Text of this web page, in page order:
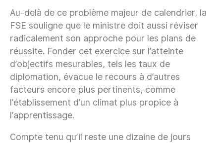
Au-delà de ce problème majeur de calendrier, la
FSE souligne que le ministre doit aussi réviser
radicalement son approche pour les plans de
réussite. Fonder cet exercice sur l’atteinte
d’objectifs mesurables, tels les taux de
diplomation, évacue le recours à d’autres
facteurs encore plus pertinents, comme
l’établissement d’un climat plus propice à
l’apprentissage.
Compte tenu qu’il reste une dizaine de jours